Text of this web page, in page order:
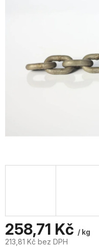
258,71 Kč / kg
213,81 Kč bez DPH